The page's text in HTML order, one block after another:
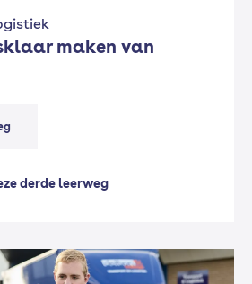
maken van
derde leerweg